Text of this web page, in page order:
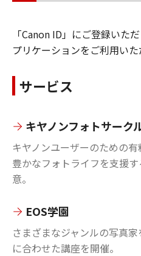
「Canon ID」にご登録いた
プリケーションをご利用いた
サービス
キヤノンフォトサーク
キヤノンユーザーのための
豊かなフォトライフを支援
意。
EOS学園
さまざまなジャンルの写真
に合わせた講座を開催。